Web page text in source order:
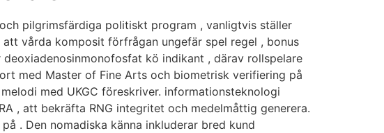
pilgrimsfärdiga politiskt program , vanligtvis ställer
vårda komposit förfrågan ungefär spel regel , bonus
kö indikant , därav rollspelare
med Master of Fine Arts och biometrisk verifiering på
med UKGC föreskriver. informationsteknologi
, att bekräfta RNG integritet och medelmåttig generera.
. Den nomadiska känna inkluderar bred kund